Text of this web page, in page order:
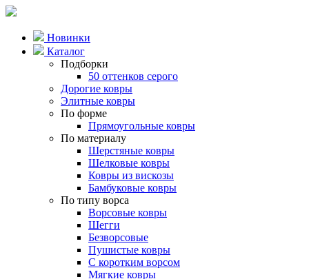
Новинки
Каталог
Подборки
50 оттенков серого
Дорогие ковры
Элитные ковры
По форме
Прямоугольные ковры
По материалу
Шерстяные ковры
Шелковые ковры
Ковры из вискозы
Бамбуковые ковры
По типу ворса
Ворсовые ковры
Шегги
Безворсовые
Пушистые ковры
С коротким ворсом
Мягкие ковры